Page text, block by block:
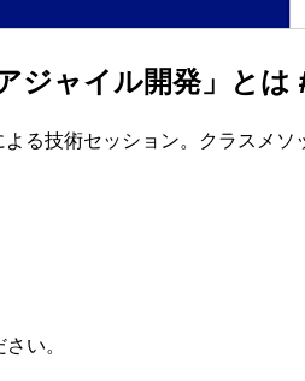
ジャイル開発」と
る技術セッション。クラスメ
い。